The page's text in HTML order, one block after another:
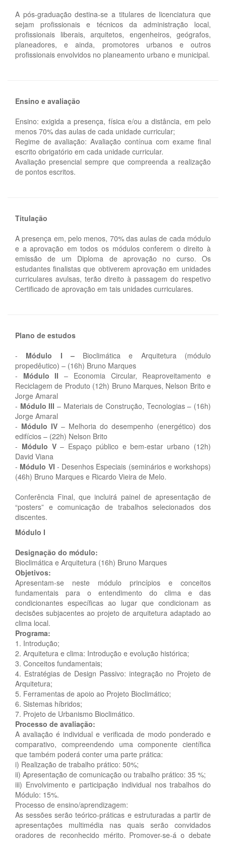
A pós-graduação destina-se a titulares de licenciatura que
sejam profissionais e técnicos da administração local,
profissionais liberais, arquitetos, engenheiros, geógrafos,
planeadores, e ainda, promotores urbanos e outros
profissionais envolvidos no planeamento urbano e municipal.
Ensino e avaliação
Ensino: exigida a presença, física e/ou a distância, em pelo
menos 70% das aulas de cada unidade curricular;
Regime de avaliação: Avaliação contínua com exame final
escrito obrigatório em cada unidade curricular.
Avaliação presencial sempre que compreenda a realização
de pontos escritos.
Titulação
A presença em, pelo menos, 70% das aulas de cada módulo
e a aprovação em todos os módulos conferem o direito à
emissão de um Diploma de aprovação no curso. Os
estudantes finalistas que obtiverem aprovação em unidades
curriculares avulsas, terão direito à passagem do respetivo
Certificado de aprovação em tais unidades curriculares.
Plano de estudos
- Módulo I –Bioclimática e Arquitetura (módulo
propedêutico) – (16h) Bruno Marques
- Módulo II – Economia Circular, Reaproveitamento e
Reciclagem de Produto (12h) Bruno Marques, Nelson Brito e
Jorge Amaral
- Módulo III – Materiais de Construção, Tecnologias – (16h)
Jorge Amaral
- Módulo IV – Melhoria do desempenho (energético) dos
edifícios – (22h) Nelson Brito
- Módulo V– Espaço público e bem-estar urbano (12h)
David Viana
- Módulo VI - Desenhos Especiais (seminários e workshops)
(46h) Bruno Marques e Ricardo Vieira de Melo.
Conferência Final, que incluirá painel de apresentação de
“posters” e comunicação de trabalhos selecionados dos
discentes.
Módulo I
Designação do módulo:
Bioclimática e Arquitetura (16h) Bruno Marques
Objetivos:
Apresentam-se neste módulo princípios e conceitos
fundamentais para o entendimento do clima e das
condicionantes específicas ao lugar que condicionam as
decisões subjacentes ao projeto de arquitetura adaptado ao
clima local.
Programa:
1. Introdução;
2. Arquitetura e clima: Introdução e evolução histórica;
3. Conceitos fundamentais;
4. Estratégias de Design Passivo: integração no Projeto de
Arquitetura;
5. Ferramentas de apoio ao Projeto Bioclimático;
6. Sistemas híbridos;
7. Projeto de Urbanismo Bioclimático.
Processo de avaliação:
A avaliação é individual e verificada de modo ponderado e
comparativo, compreendendo uma componente científica
que também poderá conter uma parte prática:
i) Realização de trabalho prático: 50%;
ii) Apresentação de comunicação ou trabalho prático: 35 %;
iii) Envolvimento e participação individual nos trabalhos do
Módulo: 15%.
Processo de ensino/aprendizagem:
As sessões serão teórico-práticas e estruturadas a partir de
apresentações multimédia nas quais serão convidados
oradores de reconhecido mérito. Promover-se-á o debate